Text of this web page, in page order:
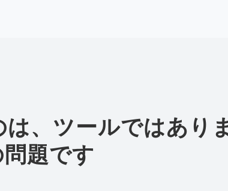
、ツールではあり
問題です